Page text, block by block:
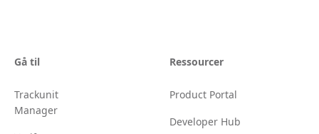
Gå til
Trackunit
Manager
Ressourcer
Product Portal
Developer Hub